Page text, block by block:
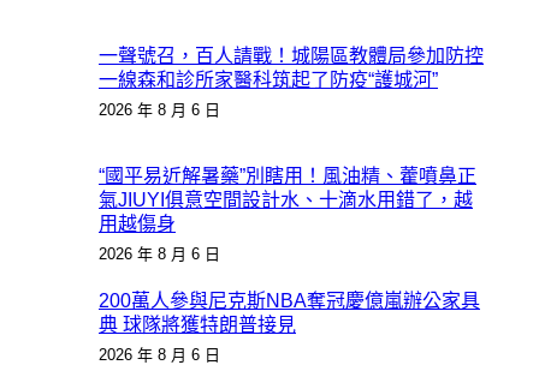
一聲號召，百人請戰！城陽區教體局參加防控
一線森和診所家醫科筑起了防疫“護城河”
2026 年 8 月 6 日
“國平易近解暑藥”別瞎用！風油精、藿噴鼻正
氣JIUYI俱意空間設計水、十滴水用錯了，越
用越傷身
2026 年 8 月 6 日
200萬人參與尼克斯NBA奪冠慶億嵐辦公家具
典 球隊將獲特朗普接見
2026 年 8 月 6 日